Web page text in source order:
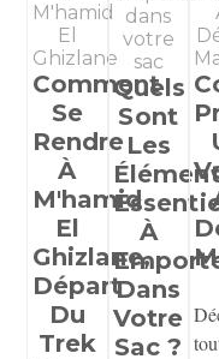
Comment
Se
Rendre
À
M'hamid
El
Ghizlane,
Départ
Du
Trek
Quels
Sont
Les
À
Dans
Votre
Sac ?